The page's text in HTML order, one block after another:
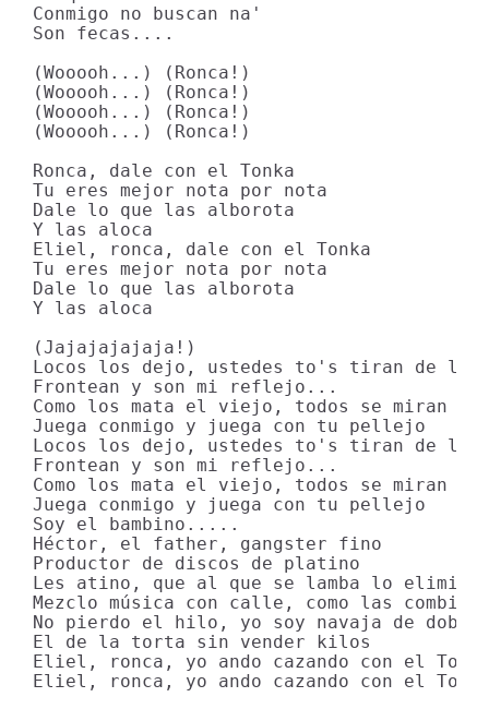
Conmigo no buscan na'
Son fecas....
(Wooooh...) (Ronca!)
(Wooooh...) (Ronca!)
(Wooooh...) (Ronca!)
(Wooooh...) (Ronca!)
Ronca, dale con el Tonka
Tu eres mejor nota por nota
Dale lo que las alborota
Y las aloca
Eliel, ronca, dale con el Tonka
Tu eres mejor nota por nota
Dale lo que las alborota
Y las aloca
(Jajajajajaja!)
Locos los dejo, ustedes to's tiran de
Frontean y son mi reflejo...
Como los mata el viejo, todos se miran en
Juega conmigo y juega con tu pellejo
Locos los dejo, ustedes to's tiran de
Frontean y son mi reflejo...
Como los mata el viejo, todos se miran en
Juega conmigo y juega con tu pellejo
Soy el bambino.....
Héctor, el father, gangster fino
Productor de discos de platino
Les atino, que al que se lamba lo elimino
Mezclo música con calle, como las combino
No pierdo el hilo, yo soy navaja de
El de la torta sin vender kilos
Eliel, ronca, yo ando cazando con el
Eliel, ronca, yo ando cazando con el